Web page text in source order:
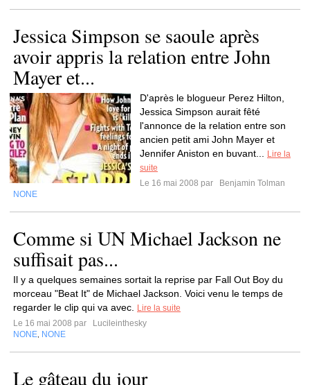
Jessica Simpson se saoule après
avoir appris la relation entre John
Mayer et...
D'après le blogueur Perez Hilton,
Jessica Simpson aurait fêté
l'annonce de la relation entre son
ancien petit ami John Mayer et
Jennifer Aniston en buvant...
Lire la
suite
Le 16 mai 2008 par
Benjamin Tolman
NONE
Comme si UN Michael Jackson ne
suffisait pas...
Il y a quelques semaines sortait la reprise par Fall Out Boy du
morceau "Beat It" de Michael Jackson. Voici venu le temps de
regarder le clip qui va avec.
Lire la suite
Le 16 mai 2008 par
Lucileinthesky
NONE NONE
Le gâteau du jour